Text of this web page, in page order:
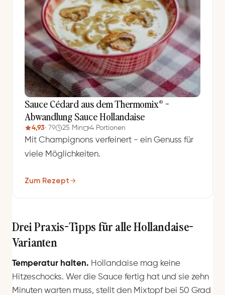
Sauce Cédard aus dem Thermomix® -
Abwandlung Sauce Hollandaise
4,93· 79 25 Min 4 Portionen
Mit Champignons verfeinert - ein Genuss für
viele Möglichkeiten.
Zum Rezept
Drei Praxis-Tipps für alle Hollandaise-
Varianten
Temperatur halten. Hollandaise mag keine
Hitzeschocks. Wer die Sauce fertig hat und sie zehn
Minuten warten muss, stellt den Mixtopf bei 50 Grad